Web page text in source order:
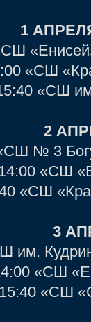
1
«СШ
«СШ
2
№ 3
«СШ
«СШ
3
им.
«СШ
15:40 «СШ